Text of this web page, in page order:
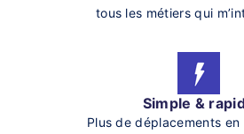
tous les métiers qui
Simple &
Plus de déplacements